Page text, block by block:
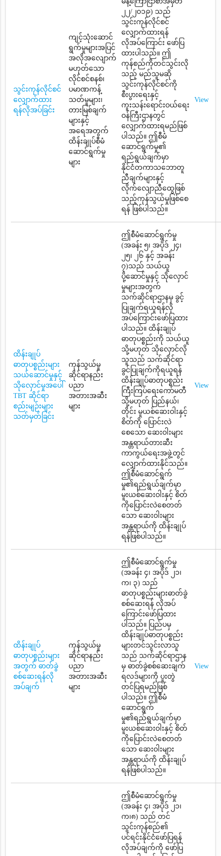
သွင်းကုန်လိုင်စင်
လျှောက်ထား
ရန်လိုအပ်ခြင်း
ကျင့်သုံးဆောင်
ရွက်မှုများအပြင်
အလိုအလျောက်
မဟုတ်သော
လိုင်စင်စနစ်၊
ပမာဏကန့်
သတ်မှုများ၊
တားမြစ်ချက်
များနှင့်
အရေအတွက်
ထိန်းချုပ်စီမံ
ဆောင်ရွက်မှု
များ
၂၂/၂၀၁၉) သည်
သွင်းကုန်လိုင်စင်
လျှောက်ထားရန်
လိုအပ်ကြောင်း ဖော်ပြ
ထားပါသည်။ ဤ
ကုန်စည်ကိုတင်သွင်းလို
သည့် မည်သူမဆို
သွင်းကုန်လိုင်စင်ကို
စီးပွားရေးနှင့်
ကူးသန်းရောင်းဝယ်ရေး
ဝန်ကြီးဌာနတွင်
လျှောက်ထားရမည်ဖြစ်
ပါသည်။ ဤစီမံ
ဆောင်ရွက်မှု၏
ရည်ရွယ်ချက်မှာ
နိုင်ငံတကာသဘောတူ
ညီချက်များနှင့်
လိုက်လျောညီထွေဖြစ်
သည့်ကုန်သွယ်မှုဖြစ်စေ
ရန် ဖြစ်ပါသည်။
View
ထိန်းချုပ်
ဓာတုပစ္စည်းများ
သယ်ဆောင်မှုနှင့်
သိုလှောင်မှုအပေါ်
TBT ဆိုင်ရာ
စည်းမျဉ်းများ
သတ်မှတ်ခြင်း
ကုန်သွယ်မှု
ဆိုင်ရာနည်း
ပညာ
အတားအဆီး
များ
ဤစီမံဆောင်ရွက်မှု
(အခန်း ၅၊ အပိုဒ် ၂၄၊
၂၅၊ ၂၆ နှင့် အခန်း
၇)သည် သယ်ယူ
ပို့ဆောင်မှုနှင့် သိုလှောင်
မှုများအတွက်
သက်ဆိုင်ရာဌာနမှ ခွင့်
ပြုချက်ရယူရန်လို
အပ်ကြောင်းဖော်ပြထား
ပါသည်။ ထိန်းချုပ်
ဓာတုပစ္စည်းကို သယ်ယူ
သို့မဟုတ် သိုလှောင်လို
သူသည် သက်ဆိုင်ရာ
ခွင်ပြုချက်ကိုရယူရန်
ထိန်းချုပ်ဓာတုပစ္စည်း
ကြီးကြပ်ရေးကော်မတီ
သို့မဟုတ် ပြည်နယ်၊
တိုင်း မူယစ်ဆေးဝါးနှင့်
စိတ်ကို ပြောင်းလဲ
စေသော ဆေးဝါးများ
အန္တရာယ်တားဆီး
ကာကွယ်ရေးအဖွဲ့တွင်
လျှောက်ထားနိုင်သည်။
ဤစီမံဆောင်ရွက်
မှု၏ရည်ရွယ်ချက်မှာ
မူးယစ်ဆေးဝါးနှင့် စိတ်
ကိုပြောင်းလဲစေတတ်
သော ဆေးဝါးများ
အန္တရာယ်ကို ထိန်းချုပ်
ရန်ဖြစ်ပါသည်။
View
ထိန်းချုပ်
ဓာတုပစ္စည်းများ
အတွက် ဓာတ်ခွဲ
စစ်ဆေးရန်လို
အပ်ချက်
ကုန်သွယ်မှု
ဆိုင်ရာနည်း
ပညာ
အတားအဆီး
များ
ဤစီမံဆောင်ရွက်မှု
(အခန်း ၄၊ အပိုဒ် ၂၁၊
က၊ ၃) သည်
ဓာတုပစ္စည်းများဓာတ်ခွဲ
စစ်ဆေးရန် လိုအပ်
ကြောင်းဖော်ပြထား
ပါသည်။ ပြည်ပမှ
ထိန်းချုပ်ဓာတုပစ္စည်း
များတင်သွင်းလာသူ
သည် သက်ဆိုင်ရာဌာန
မှ ဓာတ်ခွဲစစ်ဆေးချက်
ရလဒ်များကို ပူးတွဲ
တင်ပြရမည်ဖြစ်
ပါသည်။ ဤစီမံ
ဆောင်ရွက်
မှု၏ရည်ရွယ်ချက်မှာ
မူးယစ်ဆေးဝါးနှင့် စိတ်
ကိုပြောင်းလဲစေတတ်
သော ဆေးဝါးများ
အန္တရာယ်ကို ထိန်းချုပ်
ရန်ဖြစ်ပါသည်။
View
ဤစီမံဆောင်ရွက်မှု
(အခန်း ၄၊ အပိုဒ် ၂၁၊
က၊၈) သည် တင်
သွင်းကုန်စည်၏
ပင်ရင်းနိုင်ငံဖော်ပြရန်
လိုအပ်ချက်ကို ဖော်ပြ